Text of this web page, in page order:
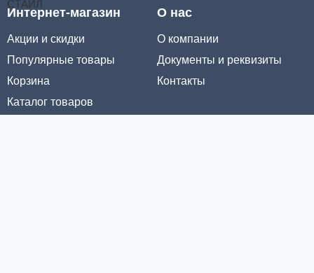
Интернет-магазин
Акции и скидки
Популярные товары
Корзина
Каталог товаров
О нас
О компании
Документы и реквизиты
Контакты